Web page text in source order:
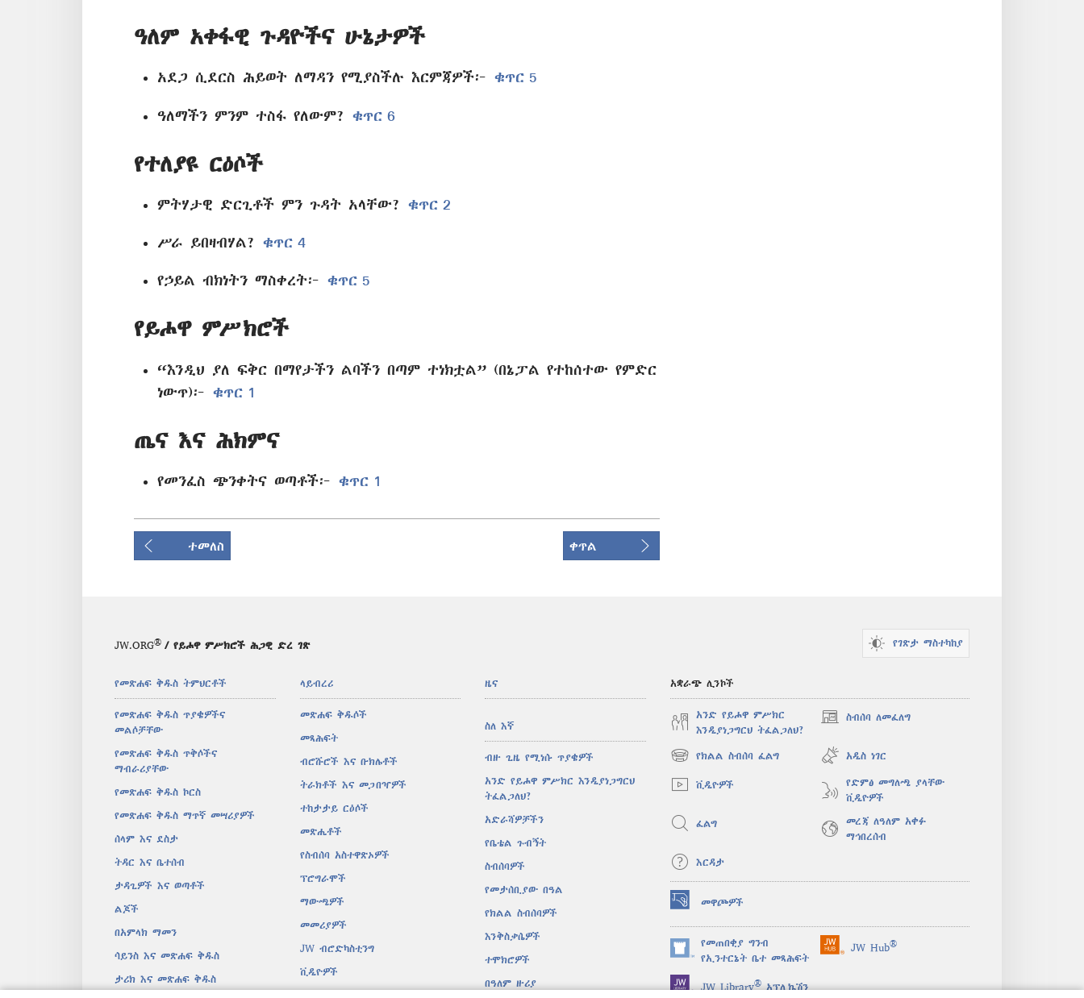
ዓለም አቀፋዊ ጉዳዮችና ሁኔታዎች
አደጋ ሲደርስ ሕይወት ለማዳን የሚያስችሉ እርምጃዎች፦ ቁጥር 5
ዓለማችን ምንም ተስፋ የለውም? ቁጥር 6
የተለያዩ ርዕሶች
ምትሃታዊ ድርጊቶች ምን ጉዳት አላቸው? ቁጥር 2
ሥራ ይበዛብሃል? ቁጥር 4
የኃይል ብክነትን ማስቀረት፦ ቁጥር 5
የይሖዋ ምሥክሮች
“እንዲህ ያለ ፍቅር በማየታችን ልባችን በጣም ተነክቷል” (በኔፓል የተከሰተው የምድር
ነውጥ)፦ ቁጥር 1
ጤና እና ሕክምና
የመንፈስ ጭንቀትና ወጣቶች፦ ቁጥር 1
ተመለስ ቀጥል
JW.ORG® / የይሖዋ ምሥክሮች ሕጋዊ ድረ ገጽ የገጽታ ማስተካከያ
የመጽሐፍ ቅዱስ ትምህርቶች
የመጽሐፍ ቅዱስ ጥያቄዎችና
መልሶቻቸው
የመጽሐፍ ቅዱስ ጥቅሶችና
ማብራሪያቸው
የመጽሐፍ ቅዱስ ኮርስ
የመጽሐፍ ቅዱስ ማጥኛ መሣሪያዎች
ሰላም እና ደስታ
ትዳር እና ቤተሰብ
ታዳጊዎች እና ወጣቶች
ልጆች
በአምላክ ማመን
ሳይንስ እና መጽሐፍ ቅዱስ
ታሪክ እና መጽሐፍ ቅዱስ
ላይብረሪ
መጽሐፍ ቅዱሶች
መጻሕፍት
ብሮሹሮች እና ቡክሌቶች
ትራክቶች እና መጋበዣዎች
ተከታታይ ርዕሶች
መጽሔቶች
የስብሰባ አስተዋጽኦዎች
ፕሮግራሞች
ማውጫዎች
መመሪያዎች
JW ብሮድካስቲንግ
ቪዲዮዎች
ዜና
ስለ እኛ
ብዙ ጊዜ የሚነሱ ጥያቄዎች
አንድ የይሖዋ ምሥክር እንዲያነጋግርህ
ትፈልጋለህ?
አድራሻዎቻችን
የቤቴል ጉብኝት
ስብሰባዎች
የመታሰቢያው በዓል
የክልል ስብሰባዎች
እንቅስቃሴዎች
ተሞክሮዎች
በዓለም ዙሪያ
አቋራጭ ሊንኮች
አንድ የይሖዋ ምሥክር
እንዲያነጋግርህ ትፈልጋለህ?
ስብሰባ ለመፈለግ
(አዲስ
ክፈት)
የክልል ስብሰባ ፈልግ
(አዲስ
ዊንዶው
ክፈት)
አዲስ ነገር
ቪዲዮዎች
የድምፅ መግለጫ ያላቸው
ቪዲዮዎች
ፈልግ
መረጃ ለዓለም አቀፉ
ማኅበረሰብ
እርዳታ
መዋጮዎች
(አዲስ
ዊንዶው
ክፈት)
የመጠበቂያ ግንብ
የኢንተርኔት ቤተ መጻሕፍት
(አዲስ
ዊንዶው
ክፈት)
JW Hub®
(አዲስ
JW Library®አፕሊኬሽን